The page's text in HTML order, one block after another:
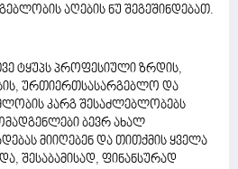
აღების ნუ შეგეშინდებათ.
ტყუპს პროფესიული ზრდის,
ურთიერთსასარგებლო და
კარგ შესაძლებლობებს
ბევრ ახალ
მიიღებენ და თითქმის ყველა
შესაბამისად, ფინანსურად